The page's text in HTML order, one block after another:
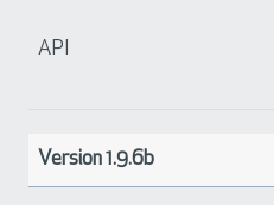
API
Version 1.9.6b